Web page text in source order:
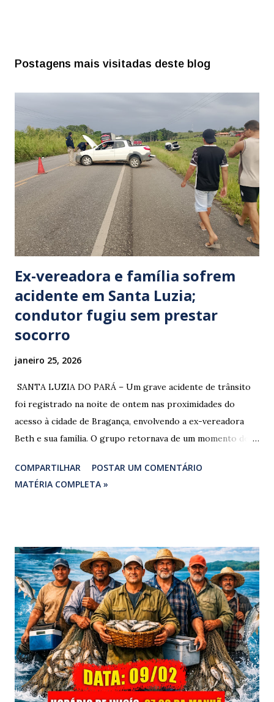
Postagens mais visitadas deste blog
Ex-vereadora e família sofrem
acidente em Santa Luzia;
condutor fugiu sem prestar
socorro
janeiro 25, 2026
​ SANTA LUZIA DO PARÁ – Um grave acidente de trânsito
foi registrado na noite de ontem nas proximidades do
acesso à cidade de Bragança, envolvendo a ex-vereadora
Beth e sua família. O grupo retornava de um momento de
vereadora e irmão dos ex-vereadores de Bragança, Mauro
Rodrigues e Zeca Rodrigues , estava voltando do
família foi atingido por uma caminhonete. O condutor da
mesma apresentava sinais visíveis de embriaguez, e
diversas latas de bebidas alcoólicas foram avistadas no
interior do veículo. O motorista, identificado por
moradores locais como irmão do vereador "Neguinho do
Coco", de Santa Luzia do Pará, evadiu-se do local sem
prestar assistência às vítimas. ​Atendimento e Danos ​A
Polícia Rodoviária Federal (PRF) foi acionada para atender a
ocorrênc...
COMPARTILHAR
POSTAR UM COMENTÁRIO
MATÉRIA COMPLETA »